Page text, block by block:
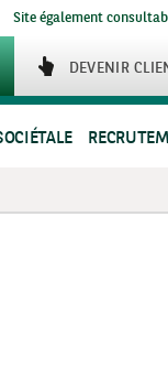
Site également
DEVENIR